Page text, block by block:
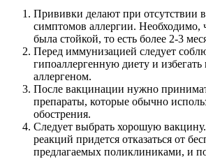
Прививки делают при отсутствии
симптомов аллергии. Необходимо,
была стойкой, то есть более 2-3
Перед иммунизацией следует
гипоаллергенную диету и избегать
аллергеном.
После вакцинации нужно
препараты, которые обычно
обострения.
Следует выбрать хорошую
реакций придется отказаться от
предлагаемых поликлиниками, и